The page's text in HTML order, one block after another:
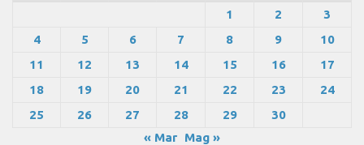
1
2
3
4
5 6 7 8 9
10
11
12 13 14 15 16
17
18
19 20 21 22 23
24
25
26 27 28 29
30
« Mar Mag »